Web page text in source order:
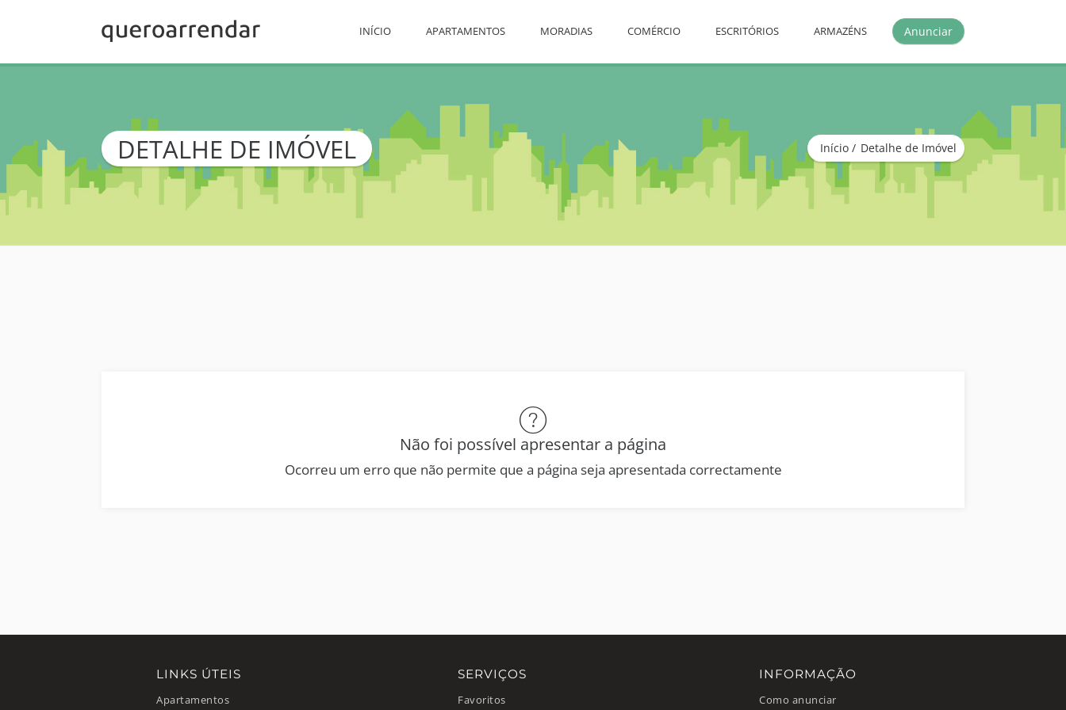
Anunciar
INÍCIO APARTAMENTOS MORADIAS COMÉRCIO ESCRITÓRIOS ARMAZÉNS
DETALHE DE IMÓVEL Início Detalhe de Imóvel
Não foi possível apresentar a página
Ocorreu um erro que não permite que a página seja apresentada correctamente
LINKS ÚTEIS
Apartamentos
SERVIÇOS
Favoritos
INFORMAÇÃO
Como anunciar